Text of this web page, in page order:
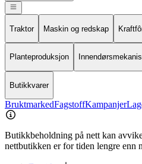
Traktor Maskin og redskap
Planteproduksjon
Butikkvarer
BruktmarkedFagstoffKampanjer
Butikkbeholdning på nett kan
nettbutikken er for tiden lengre enn